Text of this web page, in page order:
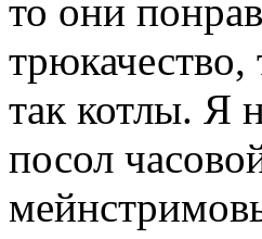
то они
так котлы. Я
посол